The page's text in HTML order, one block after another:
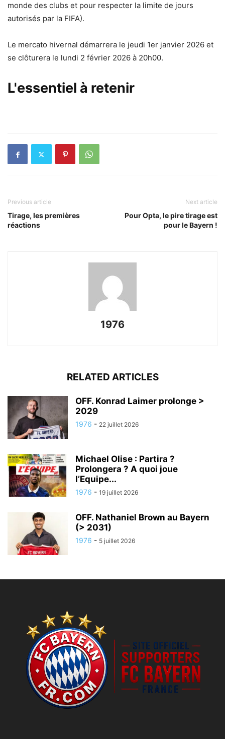
monde des clubs et pour respecter la limite de jours
autorisés par la FIFA).
Le mercato hivernal démarrera le jeudi 1er janvier 2026 et
se clôturera le lundi 2 février 2026 à 20h00.
L'essentiel à retenir
Previous article
Tirage, les premières
réactions
Next article
Pour Opta, le pire tirage est
pour le Bayern !
1976
RELATED ARTICLES
OFF. Konrad Laimer prolonge >
2029
1976 - 22 juillet 2026
Michael Olise : Partira ?
Prolongera ? A quoi joue
l’Equipe...
1976 - 19 juillet 2026
OFF. Nathaniel Brown au Bayern
(> 2031)
1976 - 5 juillet 2026